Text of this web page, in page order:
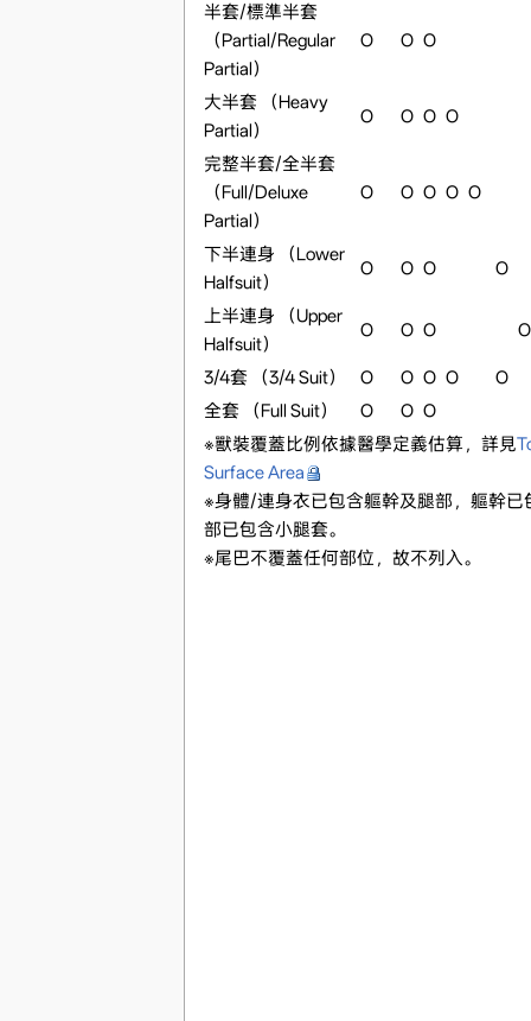
半套/標準半套
（Partial/Regular
Partial）
O O O
大半套 （Heavy
Partial）
O O O O
完整半套/全半套
（Full/Deluxe
Partial）
O O O O O
下半連身 （Lower
Halfsuit）
O O O O
上半連身 （Upper
Halfsuit）
O O O O
3/4套 （3/4 Suit） O O O O
O
全套 （Full Suit）
O O O
※獸裝覆蓋比例依據醫學定義估算，詳見
Surface Area
※身體/連身衣已包含軀幹及腿部，軀幹已
部已包含小腿套。
※尾巴不覆蓋任何部位，故不列入。